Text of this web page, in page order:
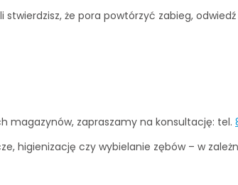
że pora powtórzyć zabieg, odwiedź
magazynów, zapraszamy na konsultację: tel.
higienizację czy wybielanie zębów – w